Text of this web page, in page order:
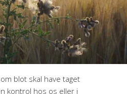
ske til Lægehuset i
15.
bestilt hos os inden
blot skal have taget
kontrol hos os eller i